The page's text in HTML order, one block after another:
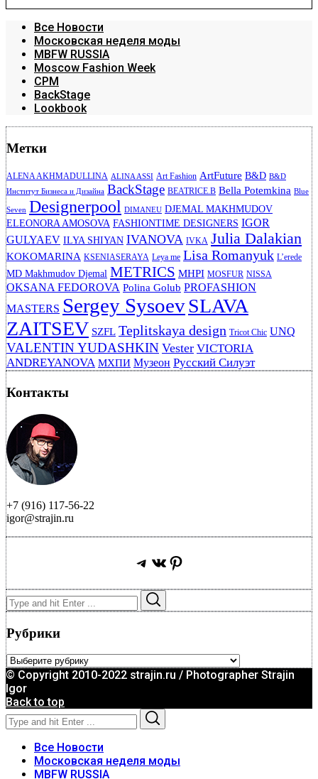
Все Новости
Московская неделя моды
MBFW RUSSIA
Moscow Fashion Week
CPM
BackStage
Lookbook
Метки
ALENA AKHMADULLINA ALINA ASSI Art Fashion ArtFuture B&D B&D
Институт Бизнеса и Дизайна BackStage BEATRICE.B Bella Potemkina Blue
Seven Designerpool DIMANEU DJEMAL MAKHMUDOV
ELEONORA AMOSOVA FASHIONTIME DESIGNERS IGOR
GULYAEV ILYA SHIYAN IVANOVA IVKA Julia Dalakian
KOKOMARINA KSENIASERAYA Leya me Lisa Romanyuk L’erede
MD Makhmudov Djemal METRICS MHPI MOSFUR NISSA
OKSANA FEDOROVA Polina Golub PROFASHION
MASTERS Sergey SysoevSLAVA
ZAITSEV SZFL Teplitskaya design Tricot Chic UNQ
VALENTIN YUDASHKIN Vester VICTORIA
ANDREYANOVA МХПИ Музеон Русский Силуэт
Контакты
+7 (916) 117-56-22
igor@strajin.ru
Telegram
ВКонтакте
Pinterest
Search
for:
Рубрики
Рубрики
© Copyright 2010-2022 strajin.ru / Photographer Strajin
Igor
Back to top
Search
for:
Все Новости
Московская неделя моды
MBFW RUSSIA